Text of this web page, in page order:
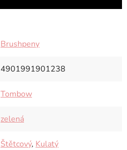
Brushpeny
4901991901238
Tombow
zelená
Štětcový, Kulatý